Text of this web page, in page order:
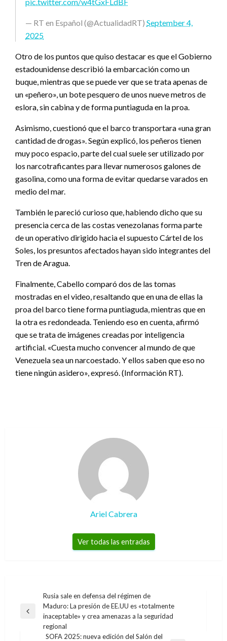
— RT en Español (@ActualidadRT) September 4,
2025
Otro de los puntos que quiso destacar es que el Gobierno
estadounidense describió la embarcación como un
buque, mientras que se puede ver que se trata apenas de
un «peñero», un bote pesquero de unos nueve metros de
eslora, sin cabina y de forma puntiaguda en la proa.
Asimismo, cuestionó que el barco transportara «una gran
cantidad de drogas». Según explicó, los peñeros tienen
muy poco espacio, parte del cual suele ser utilizado por
los narcotraficantes para llevar numerosos galones de
gasolina, como una forma de evitar quedarse varados en
medio del mar.
También le pareció curioso que, habiendo dicho que su
presencia cerca de las costas venezolanas forma parte
de un operativo dirigido hacia el supuesto Cártel de los
Soles, los presuntos afectados hayan sido integrantes del
Tren de Aragua.
Finalmente, Cabello comparó dos de las tomas
mostradas en el video, resaltando que en una de ellas la
proa del barco tiene forma puntiaguda, mientras que en
la otra es redondeada. Teniendo eso en cuenta, afirmó
que se trata de imágenes creadas por inteligencia
artificial. «Cuesta mucho convencer al mundo de que
Venezuela sea un narcoestado. Y ellos saben que eso no
tiene ningún asidero», expresó. (Información RT).
Ariel Cabrera
Ver todas las entradas
Navegación
de
entradas
Entrada
anterior
Rusia sale en defensa del régimen de
Maduro: La presión de EE.UU es «totalmente
inaceptable» y crea amenazas a la seguridad
regional
SOFA 2025: nueva edición del Salón del